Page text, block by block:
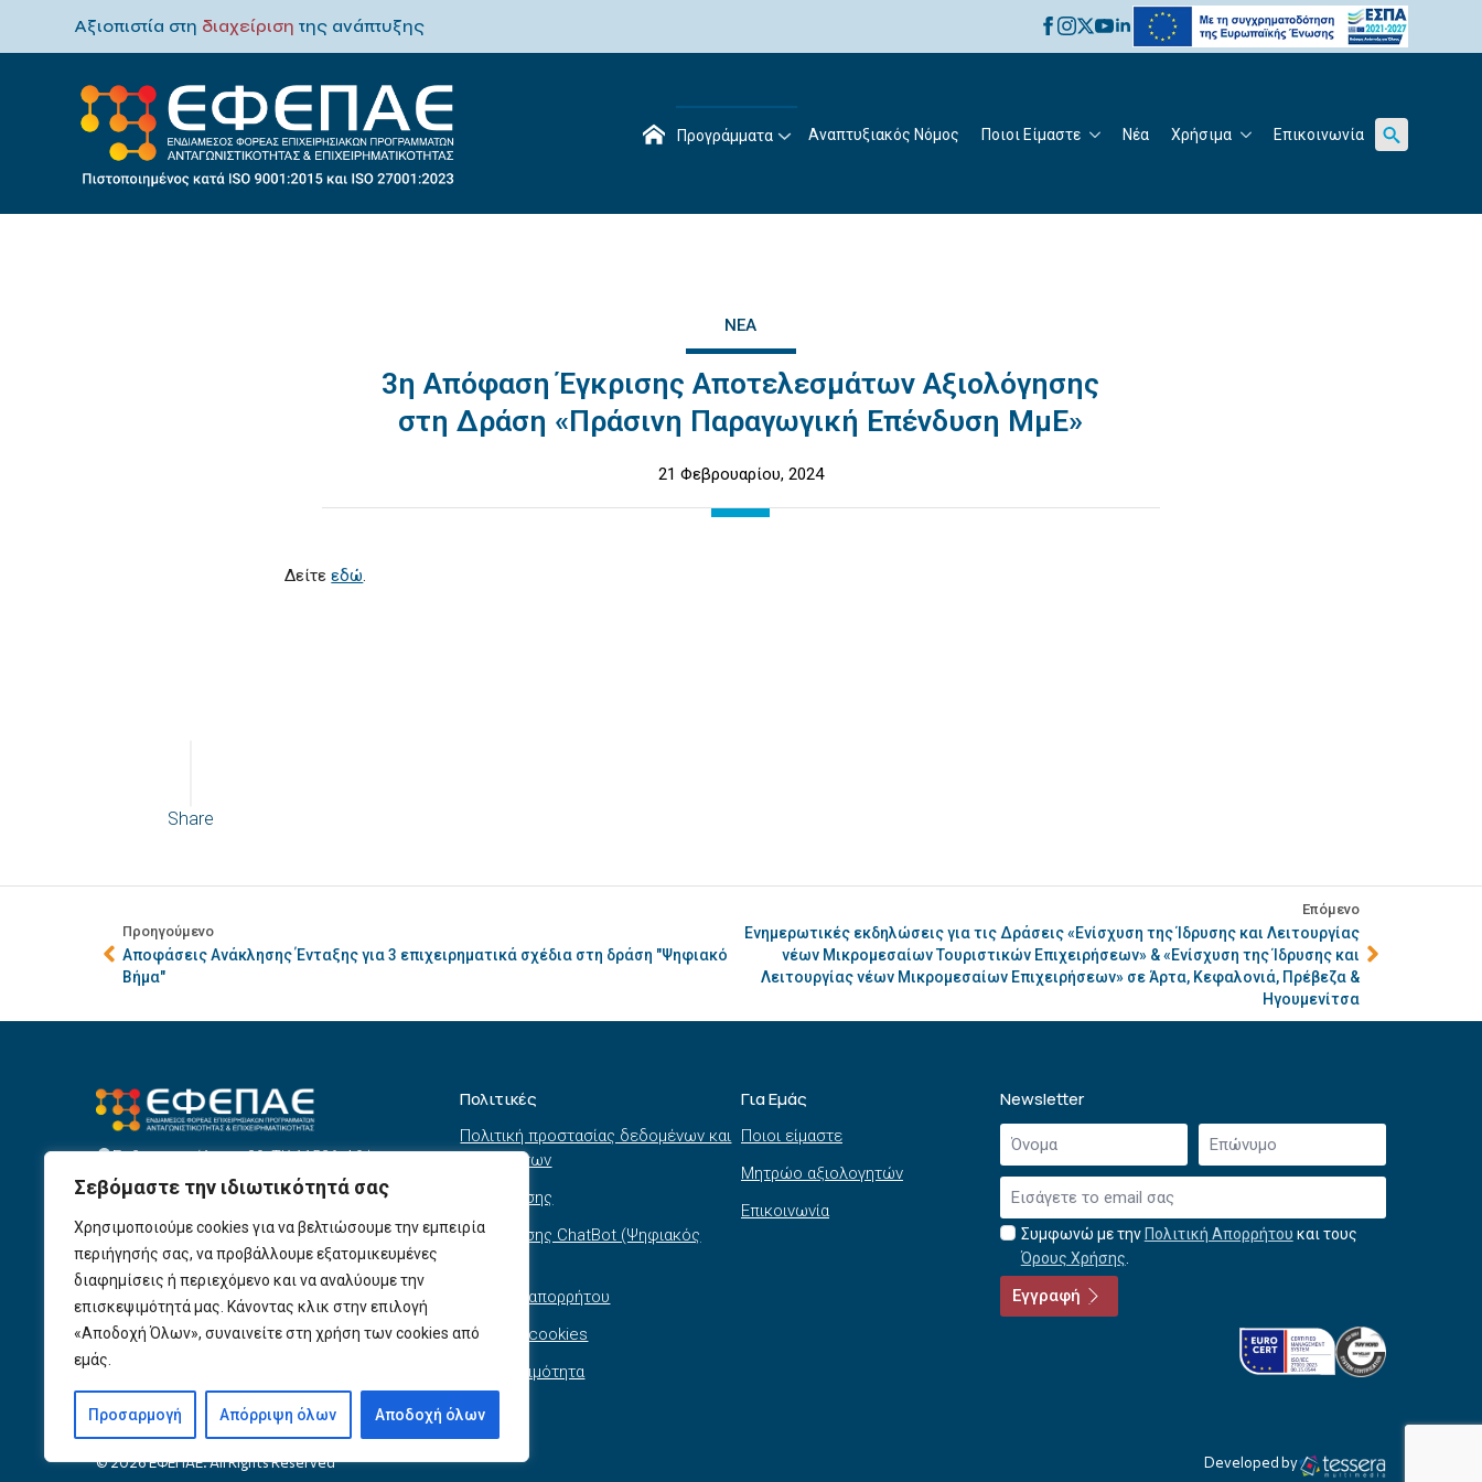
Σεβόμαστε την ιδιωτικότητά σας
Χρησιμοποιούμε cookies για να βελτιώσουμε την εμπειρία
περιήγησής σας, να προβάλλουμε εξατομικευμένες
διαφημίσεις ή περιεχόμενο και να αναλύουμε την
επισκεψιμότητά μας. Κάνοντας κλικ στην επιλογή
«Αποδοχή Όλων», συναινείτε στη χρήση των cookies από
εμάς.
Προσαρμογή Απόρριψη όλων Αποδοχή όλων
Αξιοπιστία στη διαχείριση της ανάπτυξης
Προγράμματα Αναπτυξιακός Νόμος Ποιοι Είμαστε Νέα Χρήσιμα Επικοινωνία
for:
ΝΈΑ
3η Απόφαση Έγκρισης Αποτελεσμάτων Αξιολόγησης
στη Δράση «Πράσινη Παραγωγική Επένδυση ΜμΕ»
21 Φεβρουαρίου, 2024
Share
Δείτεεδώ.
Προηγούμενο
Αποφάσεις Ανάκλησης Ένταξης για 3 επιχειρηματικά σχέδια στη δράση "Ψηφιακό
Βήμα"
Επόμενο
Ενημερωτικές εκδηλώσεις για τις Δράσεις «Ενίσχυση της Ίδρυσης και Λειτουργίας
νέων Μικρομεσαίων Τουριστικών Επιχειρήσεων» & «Ενίσχυση της Ίδρυσης και
Λειτουργίας νέων Μικρομεσαίων Επιχειρήσεων» σε Άρτα, Κεφαλονιά, Πρέβεζα &
Ηγουμενίτσα
Σεβαστουπόλεως 80, ΤΚ 11526, Αθήνα
info@efepae.gr
anaptyxiakos@efepae.gr
210 6985210
Ωράριο Λειτουργίας:
Δευτέρα – Παρασκευή, 09:00 – 17:00
Αριθμός ΓΕΜΗ: 154190801000
Πολιτικές
Πολιτική προστασίας δεδομένων και
συστημάτων
Όροι χρήσης
Όροι χρήσης ChatBot (Ψηφιακός
Πολιτική απορρήτου
Πολιτική cookies
Προσβασιμότητα
Για Εμάς
Ποιοι είμαστε
Μητρώο αξιολογητών
Επικοινωνία
Newsletter
Όνομα
Επώνυμο
Email
Αποδοχή
όρων
χρήσης
*
Συμφωνώ με την Πολιτική Απορρήτου και τους
Όρους Χρήσης
Εγγραφή
© 2026 ΕΦΕΠΑΕ. All Rights Reserved Developed by